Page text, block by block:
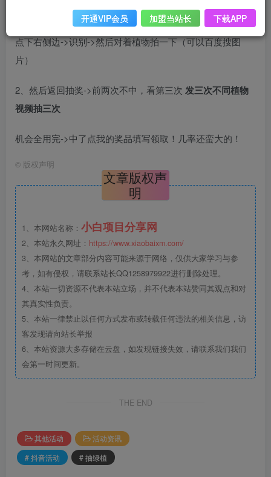
1、抖音搜索“抖音自然活动”->点横幅进入活动->去拍摄
点下右侧边->识别->然后对着植物拍一下（可以百度搜图
片）
2、然后返回抽奖->前两次不中，看第三次 发三次不同植物
视频抽三次
机会全用完->中了点我的奖品填写领取！几率还蛮大的！
© 版权声明
文章版权声
明
1、本网站名称： 小白项目分享网
2、本站永久网址： https://www.xiaobaixm.com/
3、本网站的文章部分内容可能来源于网络，仅供大家学习与参
考，如有侵权，请联系站长QQ1258979922进行删除处理。
4、本站一切资源不代表本站立场，并不代表本站赞同其观点和对
其真实性负责。
5、本站一律禁止以任何方式发布或转载任何违法的相关信息，访
客发现请向站长举报
6、本站资源大多存储在云盘，如发现链接失效，请联系我们我们
会第一时间更新。
THE END
其他活动
活动资讯
# 抖音活动
# 抽绿植
开通VIP会员 加盟当站长 下载APP